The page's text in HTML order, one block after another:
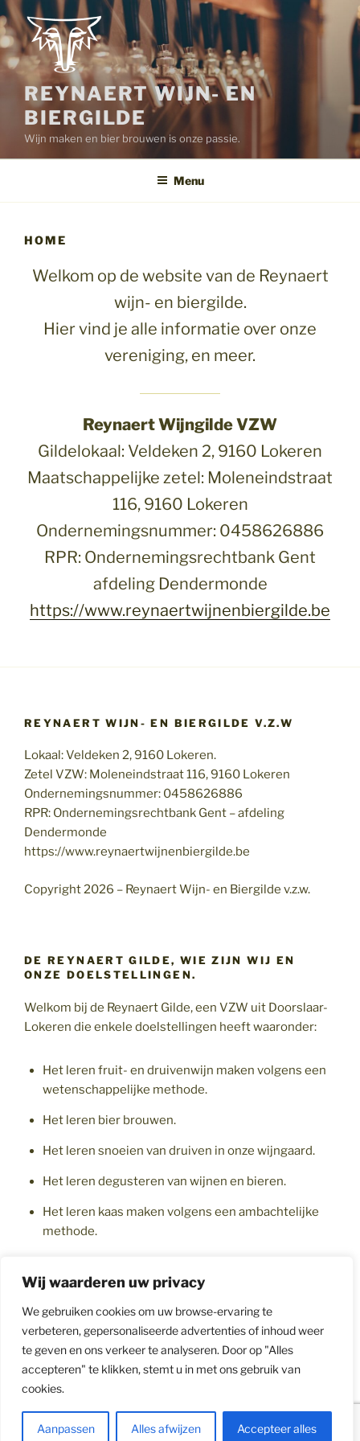
Wij waarderen uw privacy
We gebruiken cookies om uw browse-ervaring te
verbeteren, gepersonaliseerde advertenties of inhoud weer
te geven en ons verkeer te analyseren. Door op "Alles
accepteren" te klikken, stemt u in met ons gebruik van
cookies.
Aanpassen Alles afwijzen Accepteer alles
Spring
naar
de
inhoud
REYNAERT WIJN- EN
BIERGILDE
Wijn maken en bier brouwen is onze passie.
Menu
HOME
Welkom op de website van de Reynaert
wijn- en biergilde.
Hier vind je alle informatie over onze
vereniging, en meer.
Reynaert Wijngilde VZW
Gildelokaal: Veldeken 2, 9160 Lokeren
Maatschappelijke zetel: Moleneindstraat
116, 9160 Lokeren
Ondernemingsnummer: 0458626886
RPR: Ondernemingsrechtbank Gent
afdeling Dendermonde
https://www.reynaertwijnenbiergilde.be
REYNAERT WIJN- EN BIERGILDE V.Z.W
Lokaal: Veldeken 2, 9160 Lokeren.
Zetel VZW: Moleneindstraat 116, 9160 Lokeren
Ondernemingsnummer: 0458626886
RPR: Ondernemingsrechtbank Gent – afdeling
Dendermonde
https://www.reynaertwijnenbiergilde.be
Copyright 2026 – Reynaert Wijn- en Biergilde v.z.w.
DE REYNAERT GILDE, WIE ZIJN WIJ EN
ONZE DOELSTELLINGEN.
Welkom bij de Reynaert Gilde, een VZW uit Doorslaar-
Lokeren die enkele doelstellingen heeft waaronder:
Het leren fruit- en druivenwijn maken volgens een
wetenschappelijke methode.
Het leren bier brouwen.
Het leren snoeien van druiven in onze wijngaard.
Het leren degusteren van wijnen en bieren.
Het leren kaas maken volgens een ambachtelijke
methode.
FacebookWinkel
het
lokaal
Privacybeleid Met trots aangedreven door WordPress